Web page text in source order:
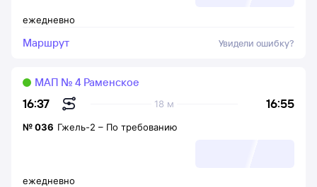
ежедневно
Маршрут Увидели ошибку?
16:37 16:55
18 м
МАП № 4 Раменское
ежедневно
№036 Гжель-2 – По требованию